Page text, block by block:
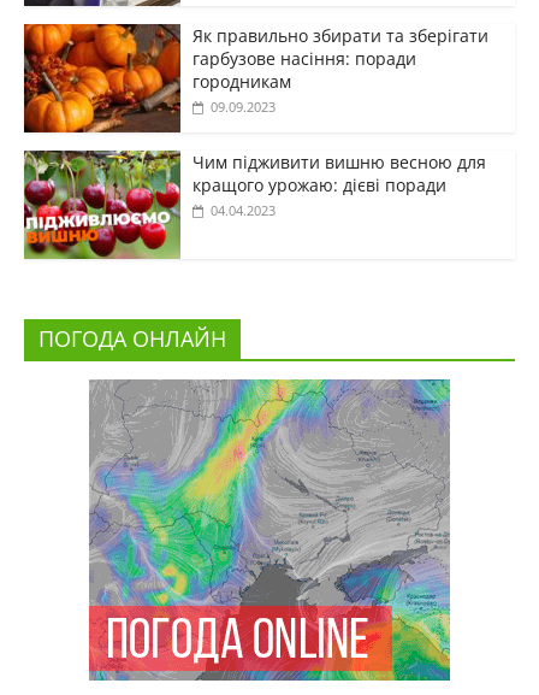
Як правильно збирати та зберігати
гарбузове насіння: поради
городникам
09.09.2023
Чим підживити вишню весною для
кращого урожаю: дієві поради
04.04.2023
ПОГОДА ОНЛАЙН